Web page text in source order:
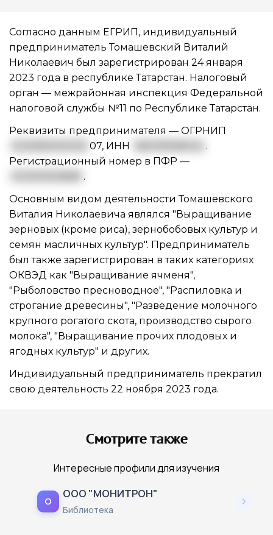
Согласно данным ЕГРИП, индивидуальный
предприниматель Томашевский Виталий
Николаевич был зарегистрирован 24 января
2023 года в республике Татарстан. Налоговый
орган — межрайонная инспекция Федеральной
налоговой службы №11 по Республике Татарстан.
Реквизиты предпринимателя — ОГРНИП
07, ИНН
.
Регистрационный номер в ПФР —
.
Основным видом деятельности Томашевского
Виталия Николаевича являлся "Выращивание
зерновых (кроме риса), зернобобовых культур и
семян масличных культур". Предприниматель
был также зарегистрирован в таких категориях
ОКВЭД как "Выращивание ячменя",
"Рыболовство пресноводное", "Распиловка и
строгание древесины", "Разведение молочного
крупного рогатого скота, производство сырого
молока", "Выращивание прочих плодовых и
ягодных культур" и других.
Индивидуальный предприниматель прекратил
свою деятельность 22 ноября 2023 года.
Смотрите также
Интересные профили для изучения
О
ООО "МОНИТРОН"
Библиотека